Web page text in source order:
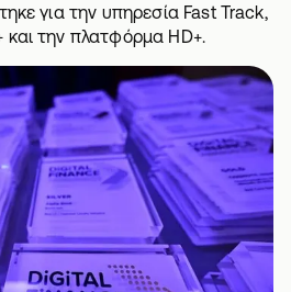
για την υπηρεσία Fast Track,
και την πλατφόρμα HD+.